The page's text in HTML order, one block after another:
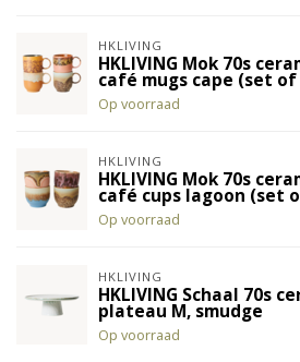
HKLIVING
HKLIVING Mok 70s
café mugs cape (set of
Op voorraad
HKLIVING
HKLIVING Mok 70s
café cups lagoon (set
Op voorraad
HKLIVING
HKLIVING Schaal 70s
plateau M, smudge
Op voorraad